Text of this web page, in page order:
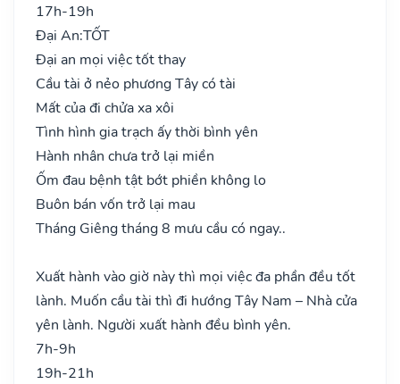
17h-19h
Đại An:TỐT
Đại an mọi việc tốt thay
Cầu tài ở nẻo phương Tây có tài
Mất của đi chửa xa xôi
Tình hình gia trạch ấy thời bình yên
Hành nhân chưa trở lại miền
Ốm đau bệnh tật bớt phiền không lo
Buôn bán vốn trở lại mau
Tháng Giêng tháng 8 mưu cầu có ngay..
Xuất hành vào giờ này thì mọi việc đa phần đều tốt
lành. Muốn cầu tài thì đi hướng Tây Nam – Nhà cửa
yên lành. Người xuất hành đều bình yên.
7h-9h
19h-21h